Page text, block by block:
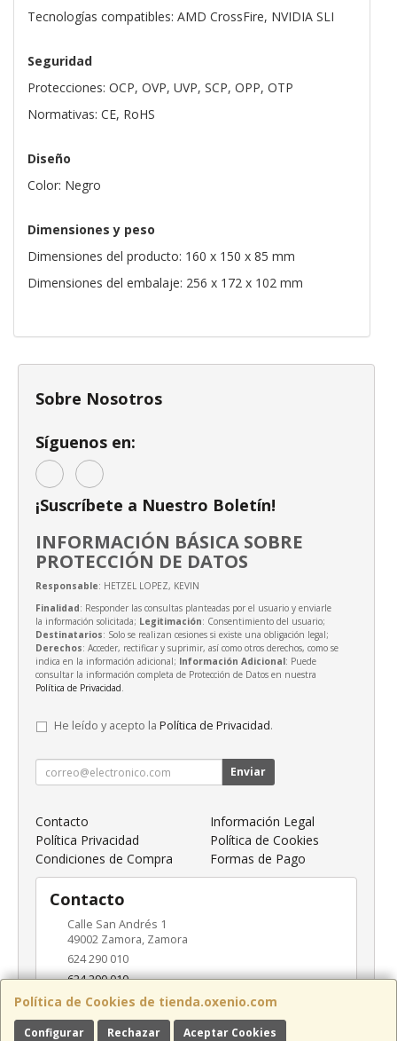
Tecnologías compatibles: AMD CrossFire, NVIDIA SLI
Seguridad
Protecciones: OCP, OVP, UVP, SCP, OPP, OTP
Normativas: CE, RoHS
Diseño
Color: Negro
Dimensiones y peso
Dimensiones del producto: 160 x 150 x 85 mm
Dimensiones del embalaje: 256 x 172 x 102 mm
Política de Cookies de tienda.oxenio.com
Configurar Rechazar Aceptar Cookies
Sobre Nosotros
Síguenos en:
¡Suscríbete a Nuestro Boletín!
INFORMACIÓN BÁSICA SOBRE
PROTECCIÓN DE DATOS
Responsable: HETZEL LOPEZ, KEVIN
Finalidad: Responder las consultas planteadas por el usuario y enviarle
la información solicitada; Legitimación: Consentimiento del usuario;
Destinatarios: Solo se realizan cesiones si existe una obligación legal;
Derechos: Acceder, rectificar y suprimir, así como otros derechos, como se
indica en la información adicional; Información Adicional: Puede
consultar la información completa de Protección de Datos en nuestra
Política de Privacidad.
He leído y acepto la Política de Privacidad.
Enviar
Contacto
Información Legal
Política Privacidad
Política de Cookies
Condiciones de Compra
Formas de Pago
Contacto
Calle San Andrés 1
49002 Zamora, Zamora
624 290 010
624 290 010
info@oxenio.com